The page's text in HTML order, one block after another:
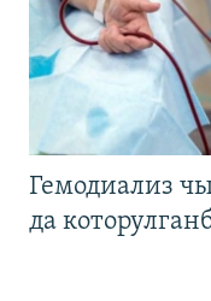
Гемодиализ
да